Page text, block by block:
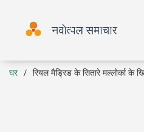
घर रियल मैड्रिड के सितारे मल्लोर्का के